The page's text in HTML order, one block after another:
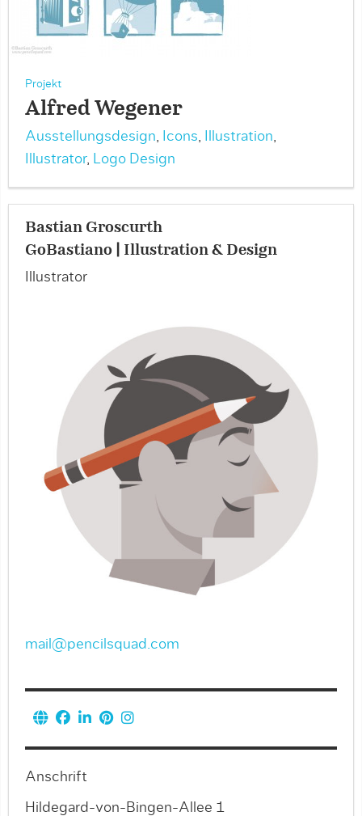
Projekt
Alfred Wegener
Ausstellungsdesign, Icons, Illustration,
Illustrator, Logo Design
Bastian Groscurth
GoBastiano | Illustration & Design
Illustrator
mail@pencilsquad.com
Anschrift
Hildegard-von-Bingen-Allee 1